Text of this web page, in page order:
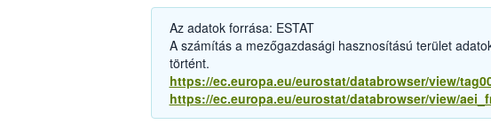
Az adatok forrása: ESTAT
A számítás a mezőgazdasági hasznosítású terület
történt.
https://ec.europa.eu/eurostat/databrowser/view/
https://ec.europa.eu/eurostat/databrowser/view/